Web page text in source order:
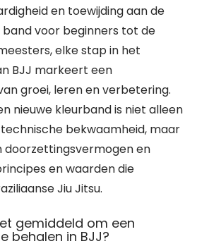
en toewijding aan de
band voor beginners tot de
elke stap in het
BJJ markeert een
groei, leren en verbetering.
nieuwe kleurband is niet alleen
bekwaamheid, maar
doorzettingsvermogen en
en waarden die
Jiu Jitsu.
gemiddeld om een
behalen in BJJ?